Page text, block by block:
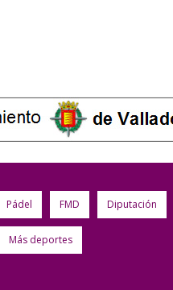
Pádel FMD Diputación
Más deportes